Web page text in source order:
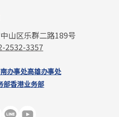
山区乐群二路189号
2532-3357
办事处高雄办事处
部香港业务部